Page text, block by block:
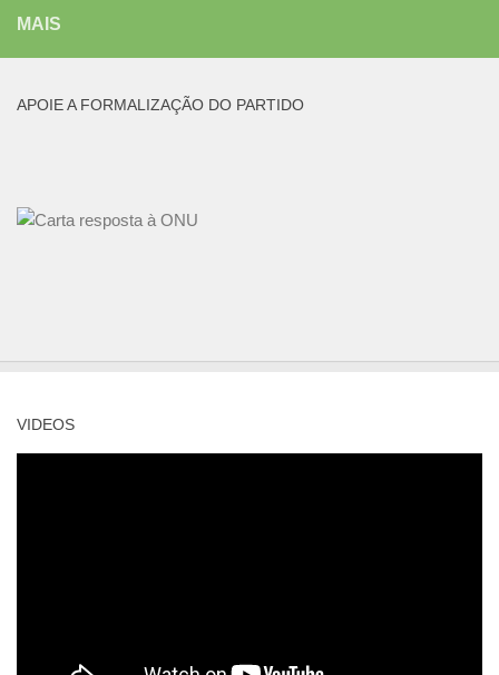
MAIS
APOIE A FORMALIZAÇÃO DO PARTIDO
VIDEOS